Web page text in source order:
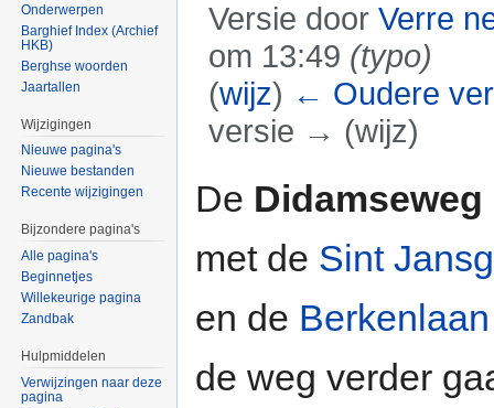
Versie door Verre
om 13:49 (typo)
(wijz) ← Oudere
versie → (wijz)
De Didamseweg
met de Sint
en de Berkenlaan
de weg verder
Onderwerpen
Barghief Index (Archief
HKB)
Berghse woorden
Jaartallen
Wijzigingen
Nieuwe pagina's
Nieuwe bestanden
Recente wijzigingen
Bijzondere pagina's
Alle pagina's
Beginnetjes
Willekeurige pagina
Zandbak
Hulpmiddelen
Verwijzingen naar deze
pagina